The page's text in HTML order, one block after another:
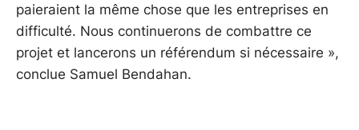
paieraient la même chose que les entreprises en
difficulté. Nous continuerons de combattre ce
projet et lancerons un référendum si nécessaire »,
conclue Samuel Bendahan.